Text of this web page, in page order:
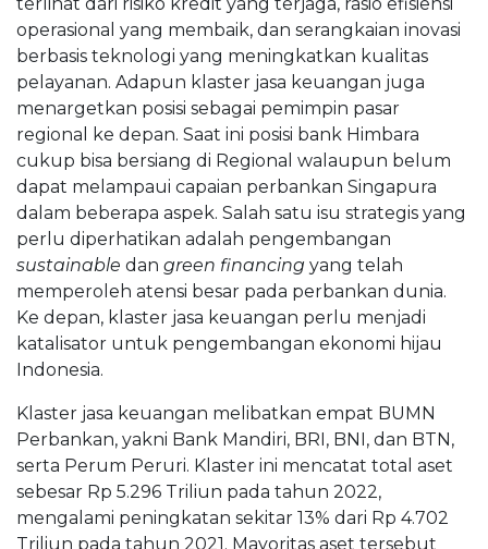
terlihat dari risiko kredit yang terjaga, rasio efisiensi
operasional yang membaik, dan serangkaian inovasi
berbasis teknologi yang meningkatkan kualitas
pelayanan. Adapun klaster jasa keuangan juga
menargetkan posisi sebagai pemimpin pasar
regional ke depan. Saat ini posisi bank Himbara
cukup bisa bersiang di Regional walaupun belum
dapat melampaui capaian perbankan Singapura
dalam beberapa aspek. Salah satu isu strategis yang
perlu diperhatikan adalah pengembangan
sustainable dan green financing yang telah
memperoleh atensi besar pada perbankan dunia.
Ke depan, klaster jasa keuangan perlu menjadi
katalisator untuk pengembangan ekonomi hijau
Indonesia.
Klaster jasa keuangan melibatkan empat BUMN
Perbankan, yakni Bank Mandiri, BRI, BNI, dan BTN,
serta Perum Peruri. Klaster ini mencatat total aset
sebesar Rp 5.296 Triliun pada tahun 2022,
mengalami peningkatan sekitar 13% dari Rp 4.702
Triliun pada tahun 2021. Mayoritas aset tersebut